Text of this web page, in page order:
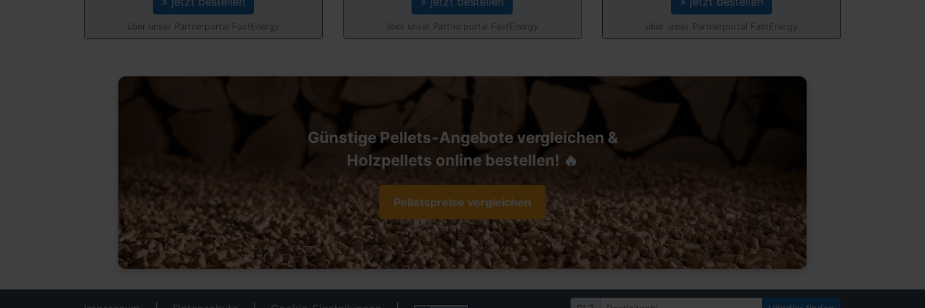
über unser Partnerportal FastEnergy über unser Partnerportal FastEnergy über unser Partnerportal FastEnergy
Günstige Pellets-Angebote vergleichen &
Holzpellets online bestellen! 🔥
Pelletspreise vergleichen